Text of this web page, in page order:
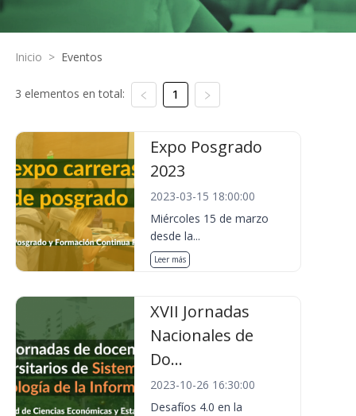
Inicio > Eventos
3 elementos en total: 1
Expo Posgrado
2023
2023-03-15 18:00:00
Miércoles 15 de marzo
desde la...
Leer más
XVII Jornadas
Nacionales de
Do...
2023-10-26 16:30:00
Desafíos 4.0 en la